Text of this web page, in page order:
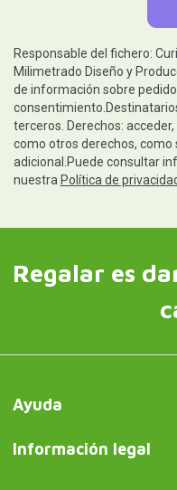
Responsable del fichero:
Milimetrado Diseño y
de información sobre
terceros. Derechos:
como otros derechos,
adicional.Puede consultar
nuestra Política de
Regalar es
Ayuda
Información legal